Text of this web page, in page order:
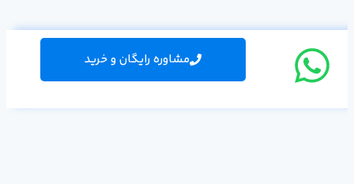
مشاوره رایگان و خرید